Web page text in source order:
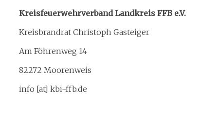
Kreisfeuerwehrverband
Kreisbrandinspektion
Service
Kreisfeuerwehrverband Landkreis FFB e.V.
Kreisbrandrat Christoph Gasteiger
Am Föhrenweg 14
82272 Moorenweis
info [at] kbi-ffb.de